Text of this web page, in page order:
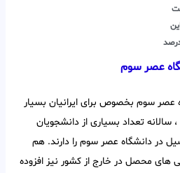
عصر سوم
عصر سوم بخصوص برای ایرانیان بسیار
تعداد بسیاری از دانشجویان
در دانشگاه عصر سوم را دارند. هم
های محصل در خارج از کشور نیز افزوده